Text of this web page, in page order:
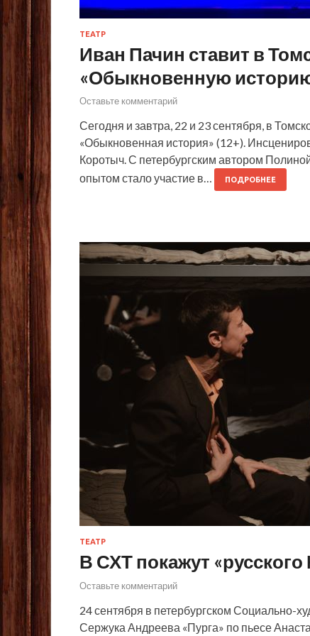
ТЕАТР
Иван Пачин ставит в
«Обыкновенную
Оставьте комментарий
Сегодня и завтра, 22 и 23 сентября, в
«Обыкновенная история» (12+).
Коротыч. С петербургским автором
опытом стало участие в…
ПОДРОБНЕЕ
ТЕАТР
В СХТ покажут «русского
Оставьте комментарий
24 сентября в петербургском Социально-
Сержука Андреева «Пурга» по пьесе